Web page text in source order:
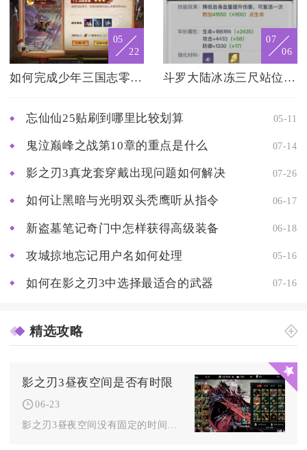
05
22
如何完成少年三国志零战魂觉醒任务
07
06
斗罗大陆冰冻三尺站位的技巧有哪些
忘仙仙25贴刷到哪里比较划算 05-11
鬼泣巅峰之战第10章的重点是什么 07-14
影之刃3真龙套穿戴出现问题如何解决 07-26
如何让黑暗与光明双头秃鹰听从指令 06-17
新盗墓笔记奇门中怎样获得高级装备 06-18
攻城掠地忘记用户名如何处理 05-16
如何在影之刃3中选择最适合的武器 07-16
精选攻略
影之刃3昼夜空间是否有时限
06-23
影之刃3昼夜空间没有固定的时间限制，玩家可在开启副本后自由探...